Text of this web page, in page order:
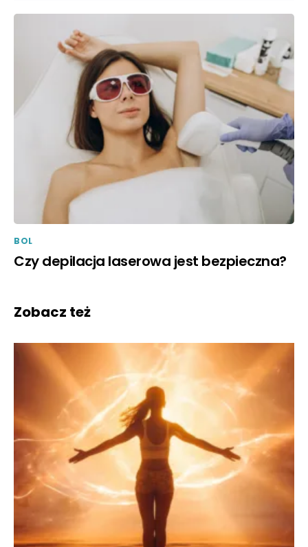
BOL
Czy depilacja laserowa jest bezpieczna?
Zobacz też